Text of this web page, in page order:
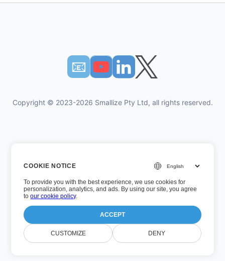
📧︎
Copyright © 2023-2026 Smallize Pty Ltd, all rights reserved.
개인 정보 정책
경영진 액세스
버전 번호: 26.7.5
마지막으로 업데이트되었습니다: 2026년 8월 5일 수요일
COOKIE NOTICE
To provide you with the best experience, we use cookies for
personalization, analytics, and ads. By using our site, you agree
toour cookie policy.
ACCEPT
CUSTOMIZE DENY